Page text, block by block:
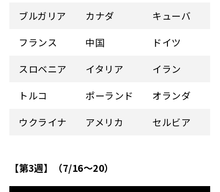
ブルガリア
カナダ
キューバ
フランス
中国
ドイツ
スロベニア
イタリア
イラン
トルコ
ポーランド
オランダ
ウクライナ
アメリカ セルビア
【第3週】（7/16～20）